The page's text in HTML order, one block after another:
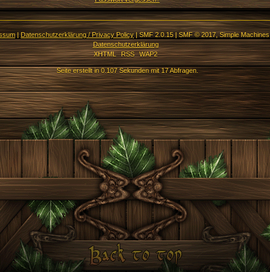
|Datenschutzerklärung / Privacy Policy|SMF 2.0.15 | SMF © 2017,Simple Machines
Datenschutzerklärung
XHTML
RSS WAP2
Seite erstellt in 0.107 Sekunden mit 17 Abfragen.